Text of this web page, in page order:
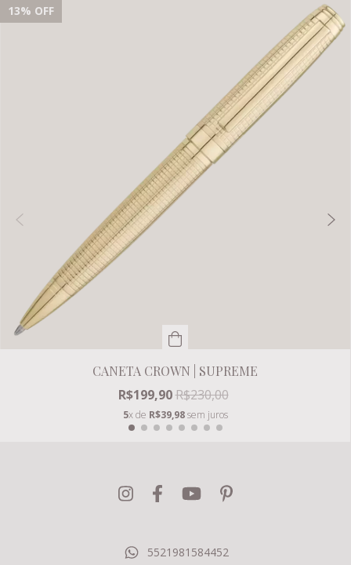
13% OFF
CANETA CROWN | SUPREME
R$199,90R$230,00
5x de R$39,98sem juros
5521981584452